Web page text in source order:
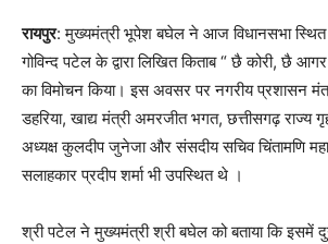
रायपुर: मुख्यमंत्री भूपेश बघेल ने आज विधानसभा स्थित
गोविन्द पटेल के द्वारा लिखित किताब “ छै कोरी, छै
का विमोचन किया। इस अवसर पर नगरीय प्रशासन
डहरिया, खाद्य मंत्री अमरजीत भगत, छत्तीसगढ़ राज्य
अध्यक्ष कुलदीप जुनेजा और संसदीय सचिव चिंतामणि
सलाहकार प्रदीप शर्मा भी उपस्थित थे ।
श्री पटेल ने मुख्यमंत्री श्री बघेल को बताया कि इसमें